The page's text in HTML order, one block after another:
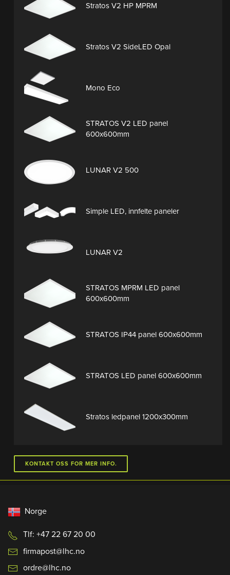
Stratos V2 HP MPRM
Stratos V2 SideLED Opal
Mono Eco
STRATOS V2 LED panel
600x600mm
LUNAR V2 500
Simple LED, innfelte paneler
LUNAR V2
STRATOS MPRM LED panel
600x600mm
STRATOS IP44 panel 600x600mm
STRATOS LED panel 600x600mm
Stratos ledpanel 1200x300mm
KONTAKT OSS FOR MER INFO.
Norge
Tlf: +47 22 67 20 00
firmapost@lhc.no
ordre@lhc.no